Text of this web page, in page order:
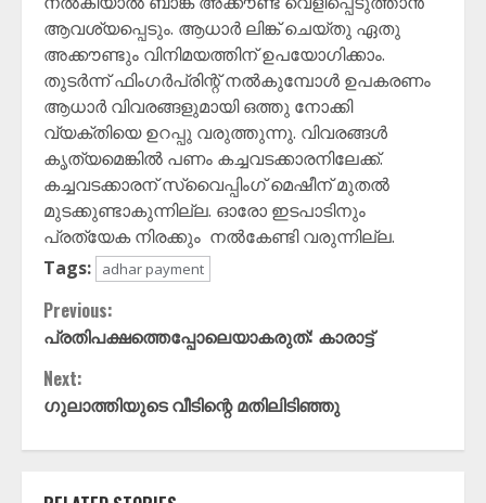
ആവശ്യപ്പെടും. ആധാർ ലിങ്ക് ചെയ്തു ഏതു
അക്കൗണ്ടും വിനിമയത്തിന് ഉപയോഗിക്കാം.
തുടർന്ന് ഫിംഗർപ്രിന്റ് നൽകുമ്പോൾ ഉപകരണം
ആധാർ വിവരങ്ങളുമായി ഒത്തു നോക്കി
വ്യക്തിയെ ഉറപ്പു വരുത്തുന്നു. വിവരങ്ങൾ
കൃത്യമെങ്കിൽ പണം കച്ചവടക്കാരനിലേക്ക്.
കച്ചവടക്കാരന് സ്വൈപ്പിംഗ് മെഷീന് മുതൽ
മുടക്കുണ്ടാകുന്നില്ല. ഓരോ ഇടപാടിനും
പ്രത്യേക നിരക്കും നൽകേണ്ടി വരുന്നില്ല.
Tags:
adhar payment
Continue
Reading
Previous:
പ്രതിപക്ഷത്തെപ്പോലെയാകരുത്: കാരാട്ട്
Next:
ഗുലാത്തിയുടെ വീടിന്റെ മതിലിടിഞ്ഞു